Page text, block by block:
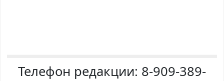
Телефон редакции: 8-909-389-